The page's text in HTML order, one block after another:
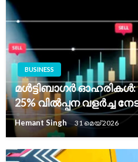
BUSINESS
മൾട്ടിബാഗർ ഓഹരികൾ:
25% വിൽപ്പന വളർച്ച
Hemant Singh 31 മെയ്‌ 2026